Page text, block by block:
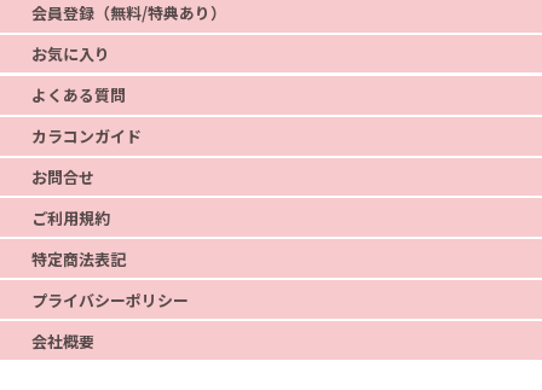
会員登録（無料/特典あり）
お気に入り
よくある質問
カラコンガイド
お問合せ
ご利用規約
特定商法表記
プライバシーポリシー
会社概要